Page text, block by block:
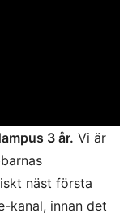
3 år. Vi är
näst första
kanal, innan det